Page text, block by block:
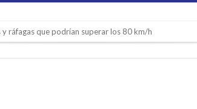
ráfagas que podrían superar los 80 km/h